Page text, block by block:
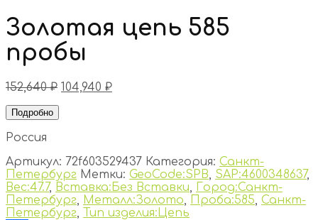
Золотая цепь 585
пробы
152,640₽ 104,940 ₽
Подробно
Россия
Артикул: 72f603529437 Категория: Санкт-
Петербург Метки: GeoCode:SPB, SAP:4600348637,
Вес:47.7, Вставка:Без Вставки, Город:Санкт-
Петербург, Металл:Золото, Проба:585, Санкт-
Петербург, Тип изделия:Цепь